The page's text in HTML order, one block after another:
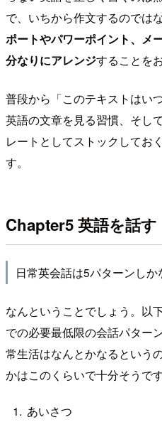
で、いちから作文するのではな
ポートやパワーポイント、メ
分なりにアレンジすることを
普段から「このテキストはい
英語の文章を見る習慣、そし
レートとしてストックしてお
す。
Chapter5 英語を話す
日常英会話は5パターンしか
なんということでしょう。以
での必要最低限の会話パター
常生活はなんとかなるという
かはこのくらいで十分そうです
あいさつ